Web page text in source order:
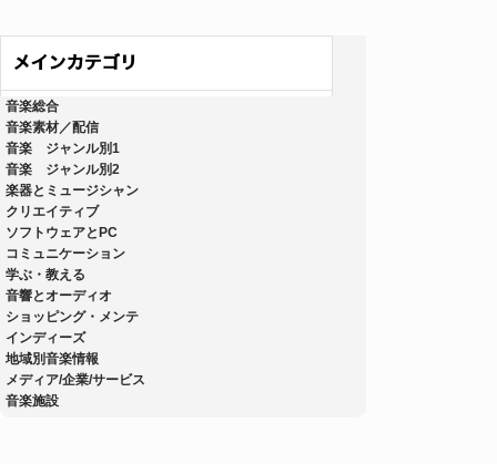
音楽総合
音楽素材／配信
音楽 ジャンル別1
音楽 ジャンル別2
楽器とミュージシャン
クリエイティブ
ソフトウェアとPC
コミュニケーション
学ぶ・教える
音響とオーディオ
ショッピング・メンテ
インディーズ
地域別音楽情報
メディア/企業/サービス
音楽施設